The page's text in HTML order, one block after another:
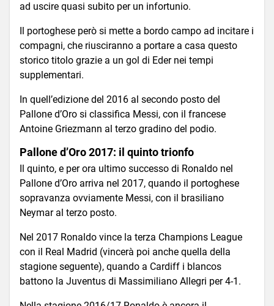
ad uscire quasi subito per un infortunio.
Il portoghese però si mette a bordo campo ad incitare i
compagni, che riusciranno a portare a casa questo
storico titolo grazie a un gol di Eder nei tempi
supplementari.
In quell’edizione del 2016 al secondo posto del
Pallone d’Oro si classifica Messi, con il francese
Antoine Griezmann al terzo gradino del podio.
Pallone d’Oro 2017: il quinto trionfo
Il quinto, e per ora ultimo successo di Ronaldo nel
Pallone d’Oro arriva nel 2017, quando il portoghese
sopravanza ovviamente Messi, con il brasiliano
Neymar al terzo posto.
Nel 2017 Ronaldo vince la terza Champions League
con il Real Madrid (vincerà poi anche quella della
stagione seguente), quando a Cardiff i blancos
battono la Juventus di Massimiliano Allegri per 4-1.